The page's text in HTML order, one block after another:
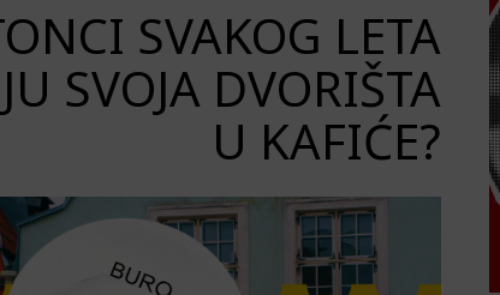
SVAKOG LETA
SVOJA DVORIŠTA
U KAFIĆE?